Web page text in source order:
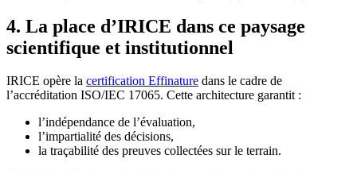
4. La place d’IRICE dans ce paysage
scientifique et institutionnel
IRICE opère la certification Effinature dans le cadre de
l’accréditation ISO/IEC 17065. Cette architecture garantit :
l’indépendance de l’évaluation,
l’impartialité des décisions,
la traçabilité des preuves collectées sur le terrain.